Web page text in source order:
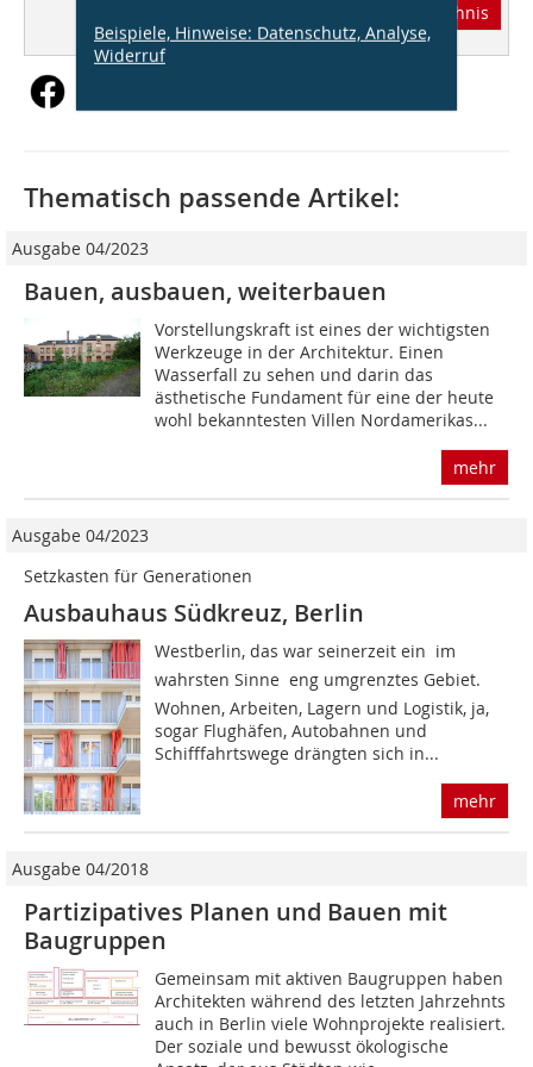
Inhaltsverzeichnis
Beispiele, Hinweise: Datenschutz, Analyse,
Widerruf
Thematisch passende Artikel:
Ausgabe 04/2023
Bauen, ausbauen, weiterbauen
Vorstellungskraft ist eines der wichtigsten
Werkzeuge in der Architektur. Einen
Wasserfall zu sehen und darin das
ästhetische Fundament für eine der heute
wohl bekanntesten Villen Nordamerikas...
mehr
Ausgabe 04/2023
Setzkasten für Generationen
Ausbauhaus Südkreuz, Berlin
Westberlin, das war seinerzeit ein  im
wahrsten Sinne  eng umgrenztes Gebiet.
Wohnen, Arbeiten, Lagern und Logistik, ja,
sogar Flughäfen, Autobahnen und
Schifffahrtswege drängten sich in...
mehr
Ausgabe 04/2018
Partizipatives Planen und Bauen mit
Baugruppen
Gemeinsam mit aktiven Baugruppen haben
Architekten während des letzten Jahrzehnts
auch in Berlin viele Wohnprojekte realisiert.
Der soziale und bewusst ökologische